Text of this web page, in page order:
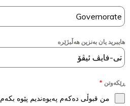
Governorate
هایبرید یان بەنزین هەڵبژێرە
تی-فایڤ ئیڤۆ
ڕێکەوتن *
من قبوڵی دەکەم پەیوەندیم پێوە بکەم